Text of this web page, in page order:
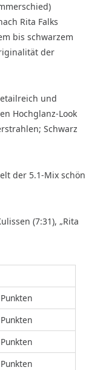
Rita Falks
bis schwarzem
der
und
Hochglanz-Look
Schwarz
der 5.1-Mix schön
(7:31), „Rita